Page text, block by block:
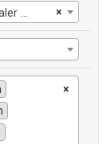
×
Internationaler Währungsfonds
×